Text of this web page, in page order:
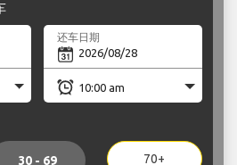
还车日期
30 - 69 70+